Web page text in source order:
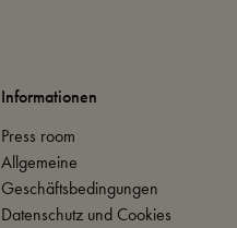
Informationen
Press room
Allgemeine
Geschäftsbedingungen
Datenschutz und Cookies